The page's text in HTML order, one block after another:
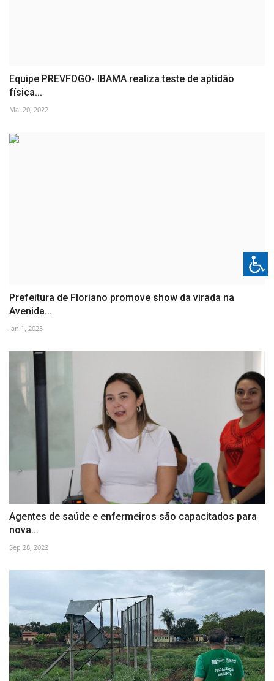
Equipe PREVFOGO- IBAMA realiza teste de aptidão
física...
Mai 20, 2022
Prefeitura de Floriano promove show da virada na
Avenida...
Jan 1, 2023
Agentes de saúde e enfermeiros são capacitados para
nova...
Sep 28, 2022